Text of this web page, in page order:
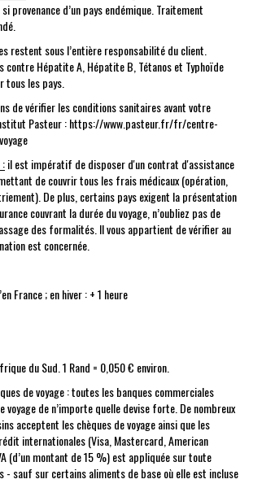
provenance d’un pays endémique. Traitement
restent sous l’entière responsabilité du client.
contre Hépatite A, Hépatite B, Tétanos et Typhoïde
tous les pays.
de vérifier les conditions sanitaires avant votre
Pasteur :https://www.pasteur.fr/fr/centre-
:il est impératif de disposer d'un contrat d'assistance
de couvrir tous les frais médicaux (opération,
De plus, certains pays exigent la présentation
couvrant la durée du voyage, n’oubliez pas de
des formalités. Il vous appartient de vérifier au
est concernée.
France ; en hiver : + 1 heure
du Sud. 1 Rand = 0,050 € environ.
de voyage : toutes les banques commerciales
voyage de n’importe quelle devise forte. De nombreux
acceptent les chèques de voyage ainsi que les
internationales (Visa, Mastercard, American
(d’un montant de 15 %) est appliquée sur toute
- sauf sur certains aliments de base où elle est incluse